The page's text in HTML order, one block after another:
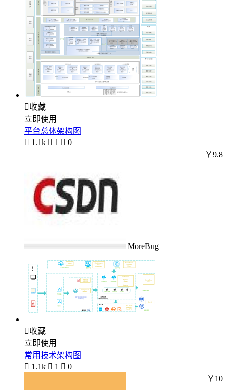
收藏
立即使用
平台总体架构图
 1.1k  1  0
MoreBug
￥9.8
收藏
立即使用
常用技术架构图
 1.1k  1  0
￥10